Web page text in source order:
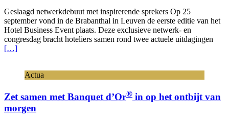
eerste
editie
van
het
Geslaagd netwerkdebuut met inspirerende sprekers Op 25
september vond in de Brabanthal in Leuven de eerste editie van het
Hotel Business Event plaats. Deze exclusieve netwerk- en
congresdag bracht hoteliers samen rond twee actuele uitdagingen
[…]
Actua
Zet samen met Banquet d’Or® in op het ontbijt van
morgen